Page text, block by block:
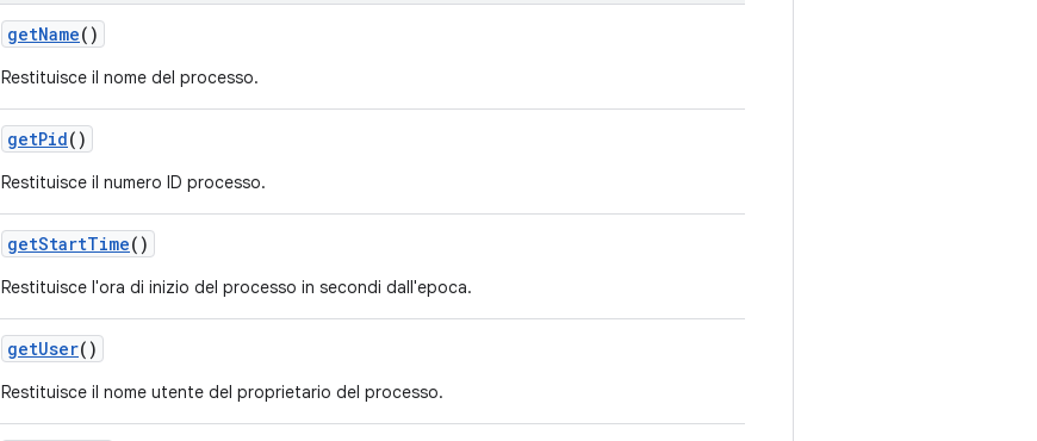
getName()
Restituisce il nome del processo.
getPid()
Restituisce il numero ID processo.
getStartTime()
Restituisce l'ora di inizio del processo in secondi dall'epoca.
getUser()
Restituisce il nome utente del proprietario del processo.